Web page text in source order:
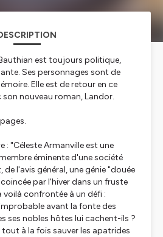
est toujours politique,
Ses personnages sont de
Elle est de retour en ce
nouveau roman, Landor.
: "Céleste Armanville est une
éminente d'une société
l'avis général, une génie "douée
par l'hiver dans un fruste
voilà confrontée à un défi :
avant la fonte des
ses nobles hôtes lui cachent-ils ?
à la fois sauver les apatrides